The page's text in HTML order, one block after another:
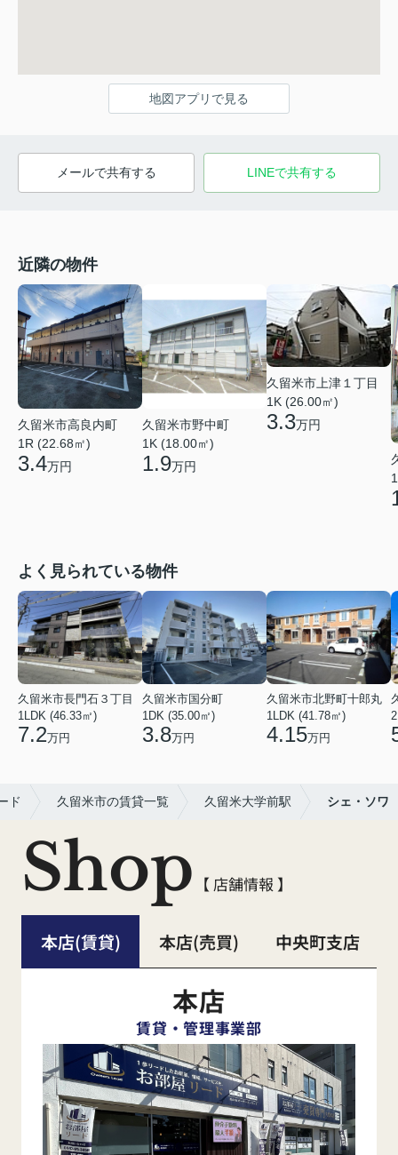
地図アプリで見る
メールで共有する LINEで共有する
近隣の物件
久留米市高良内町
1R (22.68㎡)
3.4万円
久留米市野中町
1K (18.00㎡)
1.9万円
久留米市上津１丁目
1K (26.00㎡)
3.3万円
よく見られている物件
久留米市長門石３丁目
1LDK (46.33㎡)
7.2万円
久留米市国分町
1DK (35.00㎡)
3.8万円
久留米市北野町十郎丸
1LDK (41.78㎡)
4.15万円
ド 久留米市の賃貸一覧 久留米大学前駅 シェ・ソワ
Shop 【 店舗情報 】
本店(賃貸) 本店(売買) 中央町支店
本店
賃貸・管理事業部